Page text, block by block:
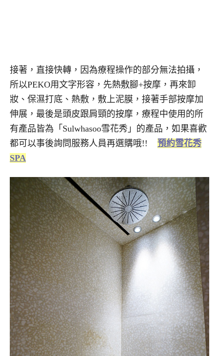
接著，直接快轉，因為療程操作的部分無法拍攝，
所以PEKO用文字形容，先熱敷腳+按摩，再來卸
妝、保濕打底、熱敷，敷上泥膜，接著手部按摩加
伸展，最後是頭皮跟肩頸的按摩，療程中使用的所
有產品皆為「Sulwhasoo雪花秀」的產品，如果喜歡
都可以事後詢問服務人員再選購哦!! 預約雪花秀
SPA